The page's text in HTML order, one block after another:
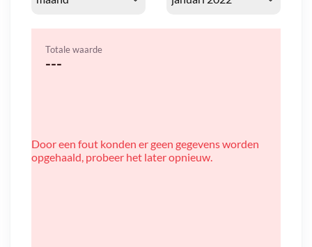
Totale waarde
---
Door een fout konden er geen gegevens worden
opgehaald, probeer het later opnieuw.